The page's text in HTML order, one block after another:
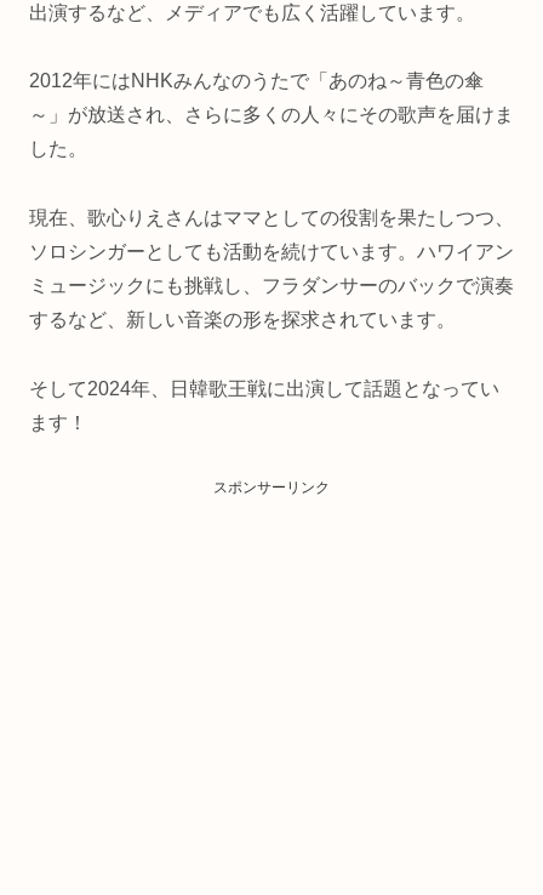
出演するなど、メディアでも広く活躍しています。
2012年にはNHKみんなのうたで「あのね～青色の傘
～」が放送され、さらに多くの人々にその歌声を届けま
した。
現在、歌心りえさんはママとしての役割を果たしつつ、
ソロシンガーとしても活動を続けています。ハワイアン
ミュージックにも挑戦し、フラダンサーのバックで演奏
するなど、新しい音楽の形を探求されています。
そして2024年、日韓歌王戦に出演して話題となってい
ます！
スポンサーリンク